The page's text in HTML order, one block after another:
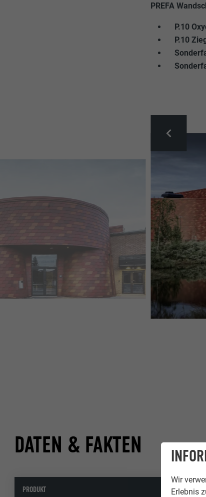
Wir
Erlebnis
PREFA
P.10
P.10
DATEN & FAKTEN
PRODUKT